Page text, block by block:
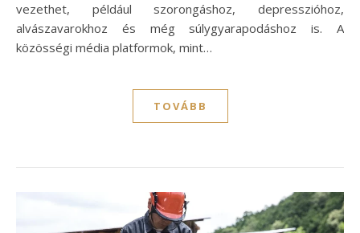
vezethet, például szorongáshoz, depresszióhoz,
alvászavarokhoz és még súlygyarapodáshoz is. A
közösségi média platformok, mint…
TOVÁBB